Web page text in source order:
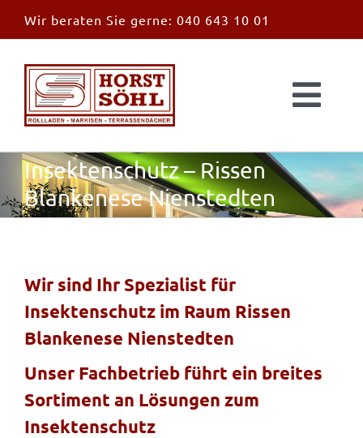
Inhalt
Wir beraten Sie gerne: 040 643 10 01
News
Überdachungen
Insektenschutz – Rissen
Blankenese Nienstedten
Wir sind Ihr Spezialist für
Insektenschutz im Raum Rissen
Blankenese Nienstedten
Unser Fachbetrieb führt ein breites
Sortiment an Lösungen zum
Insektenschutz